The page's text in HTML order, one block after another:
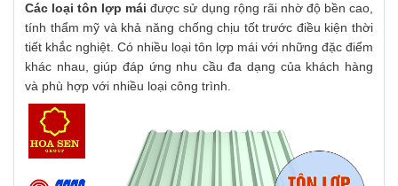
Các loại tôn lợp mái được sử dụng rộng rãi nhờ độ bền cao,
tính thẩm mỹ và khả năng chống chịu tốt trước điều kiện thời
tiết khắc nghiệt. Có nhiều loại tôn lợp mái với những đặc điểm
khác nhau, giúp đáp ứng nhu cầu đa dạng của khách hàng
và phù hợp với nhiều loại công trình.